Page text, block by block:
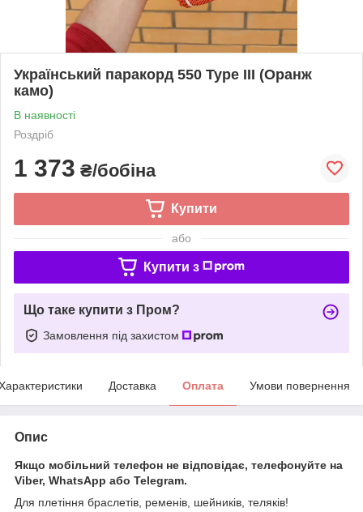
Український паракорд 550 Type III (Оранж
камо)
В наявності
Роздріб
1 373 ₴/бобіна
Купити
або
Купити з
Що таке купити з Пром?
Замовлення під захистом
Доставка Оплата Умови повернення
Опис
Якщо мобільний телефон не відповідає, телефонуйте на
Viber, WhatsApp або Telegram.
Для плетіння браслетів, ременів, шейників, теляків!